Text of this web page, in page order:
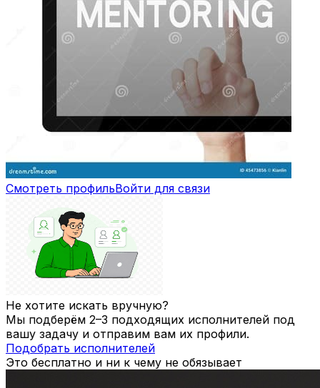
Смотреть профильВойти для связи
Не хотите искать вручную?
Мы подберём 2–3 подходящих исполнителей под
вашу задачу и отправим вам их профили.
Подобрать исполнителей
Это бесплатно и ни к чему не обязывает